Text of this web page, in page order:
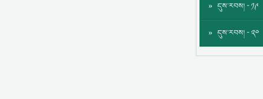
དུས་རབས། - ༡༩
དུས་རབས། - ༢༠